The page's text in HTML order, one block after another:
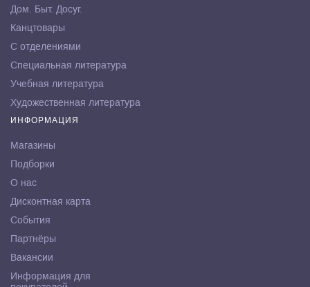
Дом. Быт. Досуг.
Канцтовары
С отделениями
Специальная литература
Учебная литература
Художественная литература
ИНФОРМАЦИЯ
Магазины
Подборки
О нас
Дисконтная карта
События
Партнёры
Вакансии
Информация для